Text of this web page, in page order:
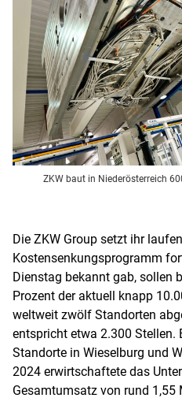
ZKW baut in Niederösterreich
Die ZKW Group setzt ihr
Kostensenkungsprogramm
Dienstag bekannt gab, sollen
Prozent der aktuell knapp
weltweit zwölf Standorten
entspricht etwa 2.300 Stellen.
Standorte in Wieselburg und
2024 erwirtschaftete das
Gesamtumsatz von rund 1,55